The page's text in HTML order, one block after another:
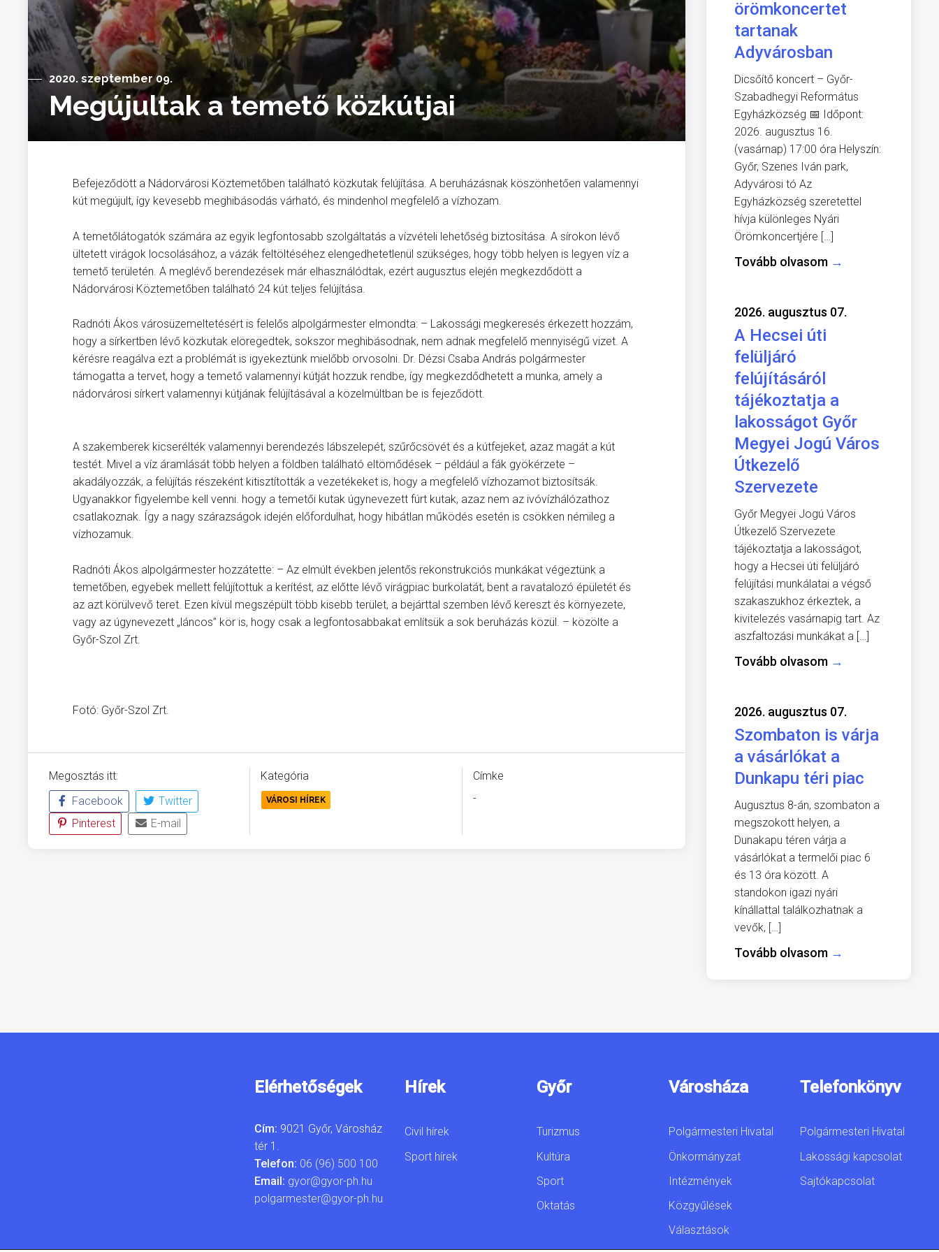
2020. szeptember 09.
Megújultak a temető közkútjai
Befejeződött a Nádorvárosi Köztemetőben található közkutak felújítása. A beruházásnak köszönhetően valamennyi
kút megújult, így kevesebb meghibásodás várható, és mindenhol megfelelő a vízhozam.
A temetőlátogatók számára az egyik legfontosabb szolgáltatás a vízvételi lehetőség biztosítása. A sírokon lévő
ültetett virágok locsolásához, a vázák feltöltéséhez elengedhetetlenül szükséges, hogy több helyen is legyen víz a
temető területén. A meglévő berendezések már elhasználódtak, ezért augusztus elején megkezdődött a
Nádorvárosi Köztemetőben található 24 kút teljes felújítása.
Radnóti Ákos városüzemeltetésért is felelős alpolgármester elmondta: – Lakossági megkeresés érkezett hozzám,
hogy a sírkertben lévő közkutak elöregedtek, sokszor meghibásodnak, nem adnak megfelelő mennyiségű vizet. A
kérésre reagálva ezt a problémát is igyekeztünk mielőbb orvosolni. Dr. Dézsi Csaba András polgármester
támogatta a tervet, hogy a temető valamennyi kútját hozzuk rendbe, így megkezdődhetett a munka, amely a
nádorvárosi sírkert valamennyi kútjának felújításával a közelmúltban be is fejeződött.
A szakemberek kicserélték valamennyi berendezés lábszelepét, szűrőcsövét és a kútfejeket, azaz magát a kút
testét. Mivel a víz áramlását több helyen a földben található eltömődések – például a fák gyökérzete –
akadályozzák, a felújítás részeként kitisztították a vezetékeket is, hogy a megfelelő vízhozamot biztosítsák.
Ugyanakkor figyelembe kell venni. hogy a temetői kutak úgynevezett fúrt kutak, azaz nem az ivóvízhálózathoz
csatlakoznak. Így a nagy szárazságok idején előfordulhat, hogy hibátlan működés esetén is csökken némileg a
vízhozamuk.
Radnóti Ákos alpolgármester hozzátette: – Az elmúlt években jelentős rekonstrukciós munkákat végeztünk a
temetőben, egyebek mellett felújítottuk a kerítést, az előtte lévő virágpiac burkolatát, bent a ravatalozó épületét és
az azt körülvevő teret. Ezen kívül megszépült több kisebb terület, a bejárttal szemben lévő kereszt és környezete,
vagy az úgynevezett „láncos” kör is, hogy csak a legfontosabbakat említsük a sok beruházás közül. – közölte a
Győr-Szol Zrt.
Fotó: Győr-Szol Zrt.
Megosztás itt:
Facebook
Twitter
Pinterest
E-mail
Kategória
VÁROSI HÍREK
Címke
-
örömkoncertet
tartanak
Adyvárosban
Dicsőítő koncert – Győr-
Szabadhegyi Református
Egyházközség 📅 Időpont:
2026. augusztus 16.
(vasárnap) 17:00 óra Helyszín:
Győr, Szenes Iván park,
Adyvárosi tó Az
Egyházközség szeretettel
hívja különleges Nyári
Örömkoncertjére […]
Tovább olvasom →
2026. augusztus 07.
A Hecsei úti
felüljáró
felújításáról
tájékoztatja a
lakosságot Győr
Megyei Jogú Város
Útkezelő
Szervezete
Győr Megyei Jogú Város
Útkezelő Szervezete
tájékoztatja a lakosságot,
hogy a Hecsei úti felüljáró
felújítási munkálatai a végső
szakaszukhoz érkeztek, a
kivitelezés vasárnapig tart. Az
aszfaltozási munkákat a […]
Tovább olvasom →
2026. augusztus 07.
Szombaton is várja
a vásárlókat a
Dunkapu téri piac
Augusztus 8-án, szombaton a
megszokott helyen, a
Dunakapu téren várja a
vásárlókat a termelői piac 6
és 13 óra között. A
standokon igazi nyári
kínállattal találkozhatnak a
vevők, […]
Tovább olvasom →
Elérhetőségek
Cím: 9021 Győr, Városház
tér 1.
Telefon: 06 (96) 500 100
Email: gyor@gyor-ph.hu
polgarmester@gyor-ph.hu
Hírek
Civil hírek
Sport hírek
Győr
Turizmus
Kultúra
Sport
Oktatás
Városháza
Polgármesteri Hivatal
Önkormányzat
Intézmények
Közgyűlések
Választások
Telefonkönyv
Polgármesteri Hivatal
Lakossági kapcsolat
Sajtókapcsolat